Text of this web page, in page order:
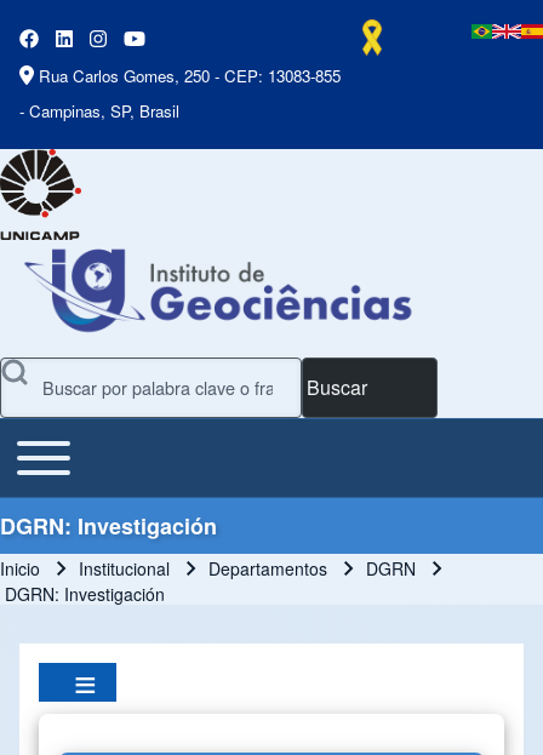
Rua Carlos Gomes, 250 - CEP: 13083-855
- Campinas, SP, Brasil
Buscar
Main Menu
Toggle main menu
DGRN: Investigación
Ruta de navegación
Inicio Institucional Departamentos
DGRN
DGRN: Investigación